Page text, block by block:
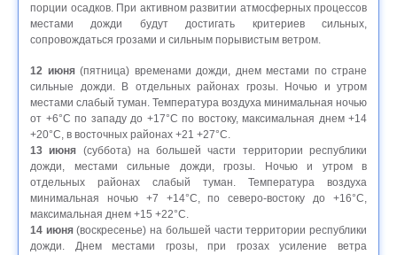
порции осадков. При активном развитии атмосферных процессов
местами дожди будут достигать критериев сильных,
сопровождаться грозами и сильным порывистым ветром.
12 июня(пятница) временами дожди, днем местами по стране
сильные дожди. В отдельных районах грозы. Ночью и утром
местами слабый туман. Температура воздуха минимальная ночью
от +6°С по западу до +17°С по востоку, максимальная днем +14
+20°С, в восточных районах +21 +27°С.
13 июня (суббота) на большей части территории республики
дожди, местами сильные дожди, грозы. Ночью и утром в
отдельных районах слабый туман. Температура воздуха
минимальная ночью +7 +14°С, по северо-востоку до +16°С,
максимальная днем +15 +22°С.
14 июня(воскресенье) на большей части территории республики
дожди. Днем местами грозы, при грозах усиление ветра